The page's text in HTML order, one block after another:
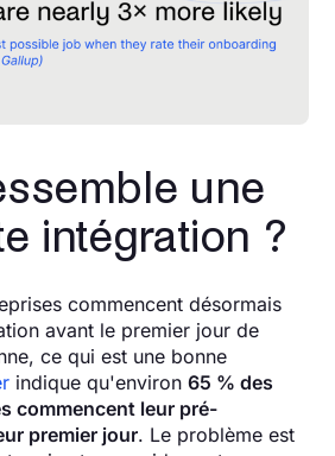
une
intégration ?
commencent désormais
avant le premier jour de
ce qui est une bonne
indique qu'environ65 % des
commencent leur pré-
premier jour. Le problème est